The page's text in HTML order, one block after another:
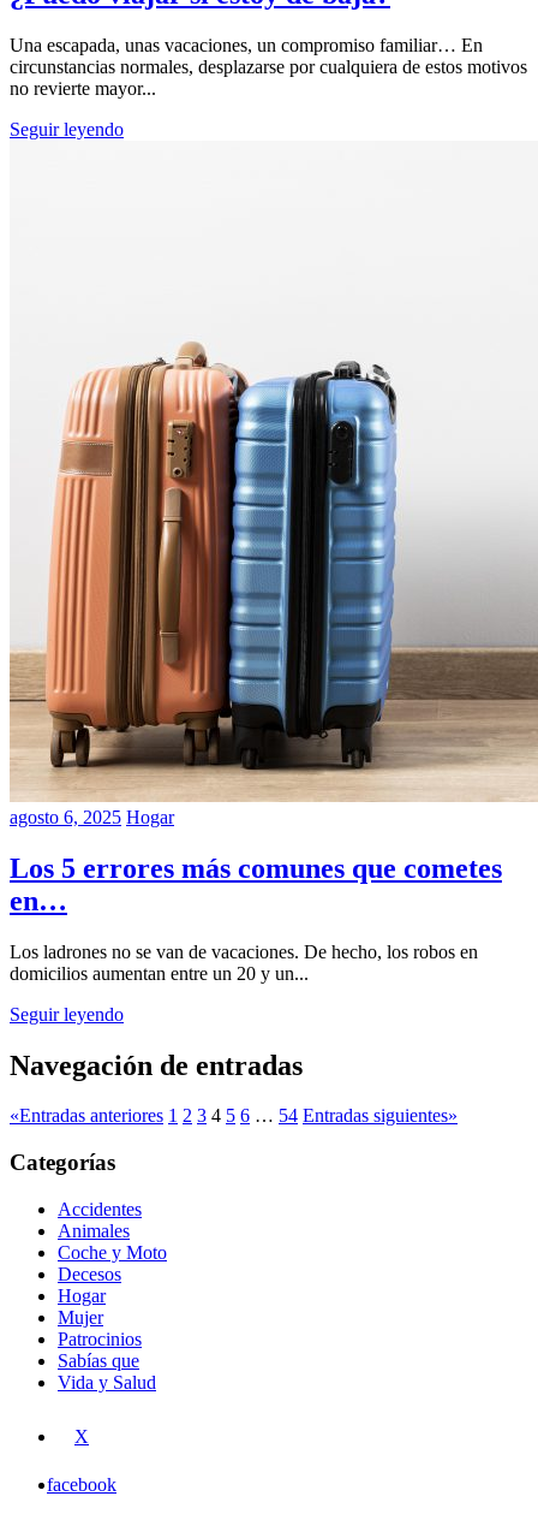
Una escapada, unas vacaciones, un compromiso familiar… En
circunstancias normales, desplazarse por cualquiera de estos motivos
no revierte mayor...
Seguir leyendo
agosto 6, 2025 Hogar
Los 5 errores más comunes que cometes
en…
Los ladrones no se van de vacaciones. De hecho, los robos en
domicilios aumentan entre un 20 y un...
Seguir leyendo
Navegación de entradas
«Entradas anteriores 1 2 3 4 5 6 … 54 Entradas siguientes»
Categorías
Accidentes
Animales
Coche y Moto
Decesos
Hogar
Mujer
Patrocinios
Sabías que
Vida y Salud
X
facebook